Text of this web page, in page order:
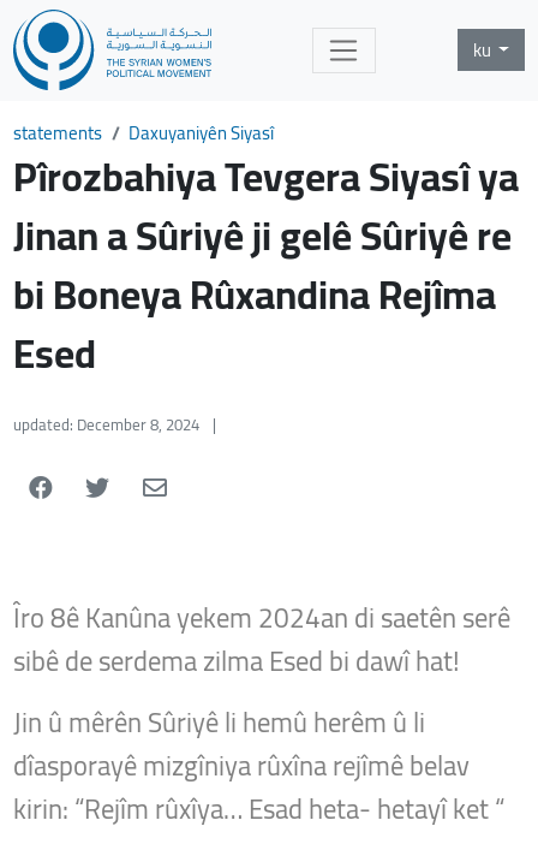
ku
statements Daxuyaniyên Siyasî
Pîrozbahiya Tevgera Siyasî ya
Jinan a Sûriyê ji gelê Sûriyê re
bi Boneya Rûxandina Rejîma
Esed
updated: December 8, 2024 |
Îro 8ê Kanûna yekem 2024an di saetên serê
sibê de serdema zilma Esed bi dawî hat!
Jin û mêrên Sûriyê li hemû herêm û li
dîasporayê mizgîniya rûxîna rejîmê belav
kirin: “Rejîm rûxîya… Esad heta- hetayî ket “